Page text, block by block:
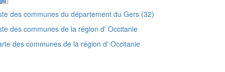
des communes du département du Gers (32)
des communes de la région d' Occitanie
des communes de la région d' Occitanie